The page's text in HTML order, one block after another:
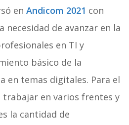
en Andicom 2021 con
necesidad de avanzar en la
en TI y
básico de la
en temas digitales. Para el
trabajar en varios frentes y
la cantidad de